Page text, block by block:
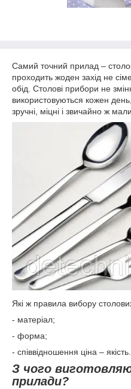
Самий точний прилад –
проходить жоден захід не
обід. Столові прибори не
використовуються кожен
зручні, міцні і звичайно ж
Які ж правила вибору
- матеріал;
- форма;
- співвідношення ціна – якість.
З чого
прилади?